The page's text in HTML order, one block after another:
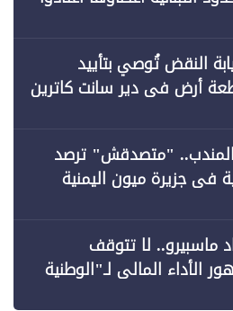
النقض تُوصي بتأييد
الدولة 29 قطعة أرض في دير سانت كاترين
(1)
"متصدقش" ترصد
في جزيرة ميون اليمنية
ماسبيرو.. لا تتوقف
المالي لـ"الوطنية